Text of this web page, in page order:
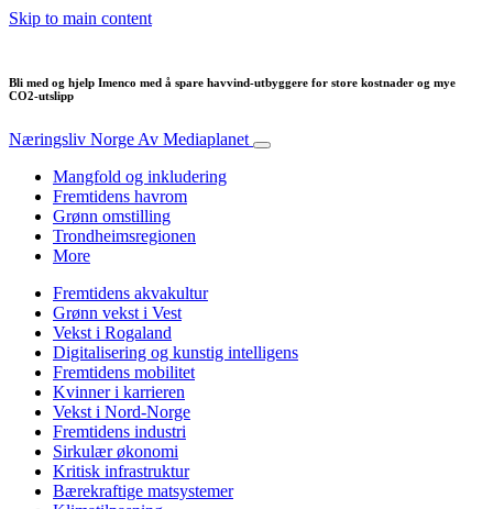
Skip to main content
Bli med og hjelp Imenco med å spare havvind-utbyggere for store kostnader og mye
CO2-utslipp
Næringsliv Norge Av Mediaplanet
Mangfold og inkludering
Fremtidens havrom
Grønn omstilling
Trondheimsregionen
More
Fremtidens akvakultur
Grønn vekst i Vest
Vekst i Rogaland
Digitalisering og kunstig intelligens
Fremtidens mobilitet
Kvinner i karrieren
Vekst i Nord-Norge
Fremtidens industri
Sirkulær økonomi
Kritisk infrastruktur
Bærekraftige matsystemer